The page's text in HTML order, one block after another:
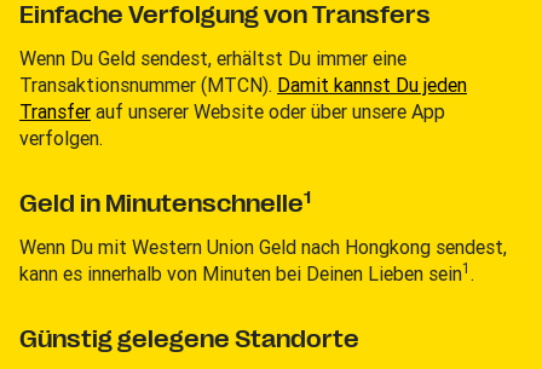
Einfache Verfolgung von Transfers
Wenn Du Geld sendest, erhältst Du immer eine
Transaktionsnummer (MTCN). Damit kannst Du jeden
Transfer auf unserer Website oder über unsere App
verfolgen.
Geld in Minutenschnelle1
Wenn Du mit Western Union Geld nach Hongkong sendest,
kann es innerhalb von Minuten bei Deinen Lieben sein1 .
Günstig gelegene Standorte